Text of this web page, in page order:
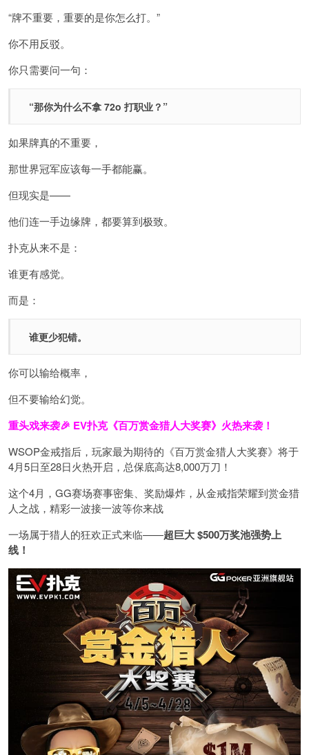
“牌不重要，重要的是你怎么打。”
你不用反驳。
你只需要问一句：
“那你为什么不拿 72o 打职业？”
如果牌真的不重要，
那世界冠军应该每一手都能赢。
但现实是——
他们连一手边缘牌，都要算到极致。
扑克从来不是：
谁更有感觉。
而是：
谁更少犯错。
你可以输给概率，
但不要输给幻觉。
重头戏来袭🎉 EV扑克《百万赏金猎人大奖赛》 火热来袭！
WSOP金戒指后，玩家最为期待的《百万赏金猎人大奖赛》将于
4月5日至28日火热开启，总保底高达8,000万刀！
这个4月，GG赛场赛事密集、奖励爆炸，从金戒指荣耀到赏金猎
人之战，精彩一波接一波等你来战
一场属于猎人的狂欢正式来临——超巨大 $500万奖池强势上
线！